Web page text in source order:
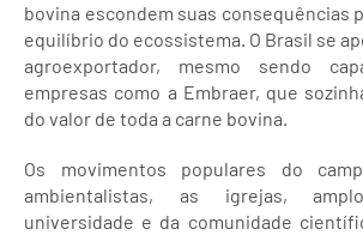
bovina escondem suas consequências
equilíbrio do ecossistema. O Brasil se
agroexportador, mesmo sendo
empresas como a Embraer, que
do valor de toda a carne bovina.
Os movimentos populares do
ambientalistas, as igrejas,
universidade e da comunidade